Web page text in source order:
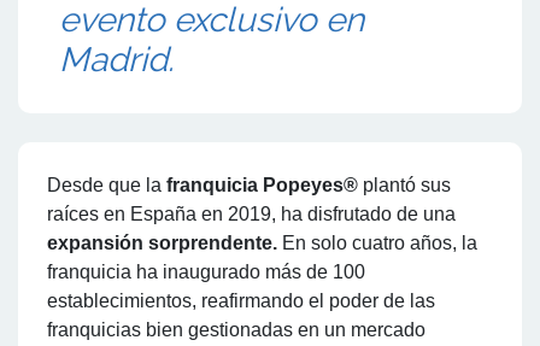
evento exclusivo en
Madrid.
Desde que la franquicia Popeyes® plantó sus
raíces en España en 2019, ha disfrutado de una
expansión sorprendente. En solo cuatro años, la
franquicia ha inaugurado más de 100
establecimientos, reafirmando el poder de las
franquicias bien gestionadas en un mercado